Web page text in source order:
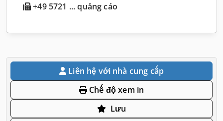
+49 5721 ... quảng cáo
Liên hệ với nhà cung cấp
Chế độ xem in
Lưu